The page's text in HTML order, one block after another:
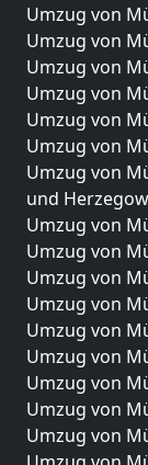
Umzug von
Umzug von
Umzug von
Umzug von
Umzug von
Umzug von
Umzug von
und
Umzug von
Umzug von
Umzug von
Umzug von
Umzug von
Umzug von
Umzug von
Umzug von
Umzug von